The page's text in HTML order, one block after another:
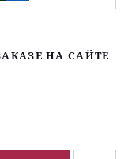
НА САЙТЕ